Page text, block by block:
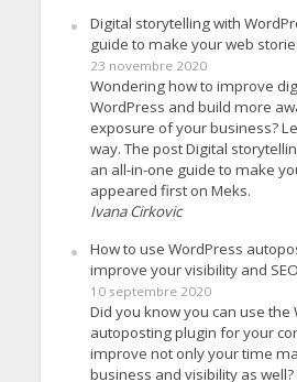
Digital storytelling with
guide to make your web
23 novembre 2020
Wondering how to improve
WordPress and build more
exposure of your business?
way. The post Digital
an all-in-one guide to make
appeared first on Meks.
Ivana Cirkovic
How to use WordPress
improve your visibility and
10 septembre 2020
Did you know you can use the
autoposting plugin for your
improve not only your time
business and visibility as well?